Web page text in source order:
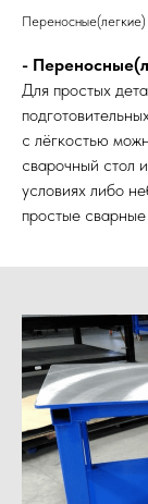
-
Для простых
с лёгкостью
сварочный стол
условиях либо
простые